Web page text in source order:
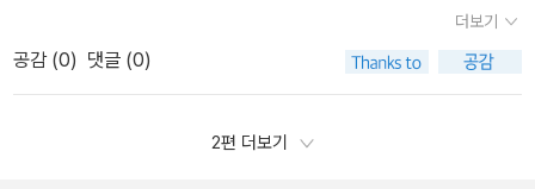
을 읽는 내내 저자와 대화하는 기분으로 읽었다.행복이란 무엇일까?
행복은 상대적일까, 절대적일까?행복은 지속적일까, 한시적일까?철
학자들이 생각하는 '행복'은..나는 무엇을 추구하며 어떻게 살아가고
있나?중간중간 '잠깐! 더 배워봅시다'를 통해 좀더 깊이읽기를 유도하
장 자연환경과 인간생활에 대해 살펴 보았습니다.크게 4가지의 주제
로 자연환경을 일상과 밀접하게 관련된 사회현상을 통합적 관점으로
살펴보고합리적인 해결 방안을 모색합니다.다양한 그림과 예시를 통
에 적합한 책입니다. 청소년 인문학책 답게 프로젝트 주제를 제시하
경계를 허무는 창의적 융합형 인재를 양성하는 것이 최근 공교육의
목표인만큼 '통합사회'의 비중은 높아질 것이고, 시험을 떠나서라도
원으로 달려가고 싶은 학부모들의 불안함을 잠재우게 하는 책이
다룬다.그 중에서도 <통합사회 교과서와 함께읽기 1권>에서는우리
는 어떻게 행복한 삶을 살 수 있을까?- 인간과 행복우리를 둘러싼 자
연환경 이해하기- 자연환경과 인간생활사회변동에 따른 생활공간과
생활양식의 변화- 생활공간과 사회인간의 존엄성을 지키기 위한 다
더보기
공감 (0) 댓글 (0)
2편 더보기